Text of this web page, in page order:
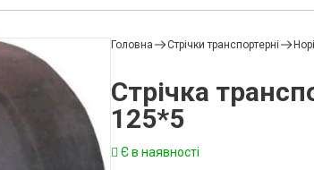
Головна Стрічки транспортерні
Стрічка
125*5
Є в наявності